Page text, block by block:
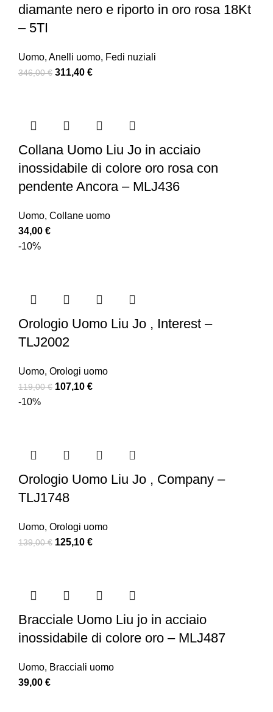
diamante nero e riporto in oro rosa 18Kt
– 5TI
Uomo, Anelli uomo, Fedi nuziali
346,00€ 311,40 €
Collana Uomo Liu Jo in acciaio
inossidabile di colore oro rosa con
pendente Ancora – MLJ436
Uomo, Collane uomo
34,00 €
-10%
Orologio Uomo Liu Jo , Interest –
TLJ2002
Uomo, Orologi uomo
119,00€ 107,10 €
-10%
Orologio Uomo Liu Jo , Company –
TLJ1748
Uomo, Orologi uomo
139,00€ 125,10 €
Bracciale Uomo Liu jo in acciaio
inossidabile di colore oro – MLJ487
Uomo, Bracciali uomo
39,00 €